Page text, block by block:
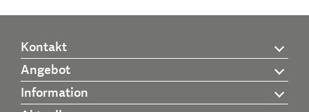
Kontakt
Angebot
Information